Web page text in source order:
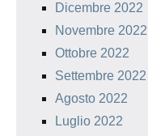
Dicembre 2022
Novembre 2022
Ottobre 2022
Settembre 2022
Agosto 2022
Luglio 2022